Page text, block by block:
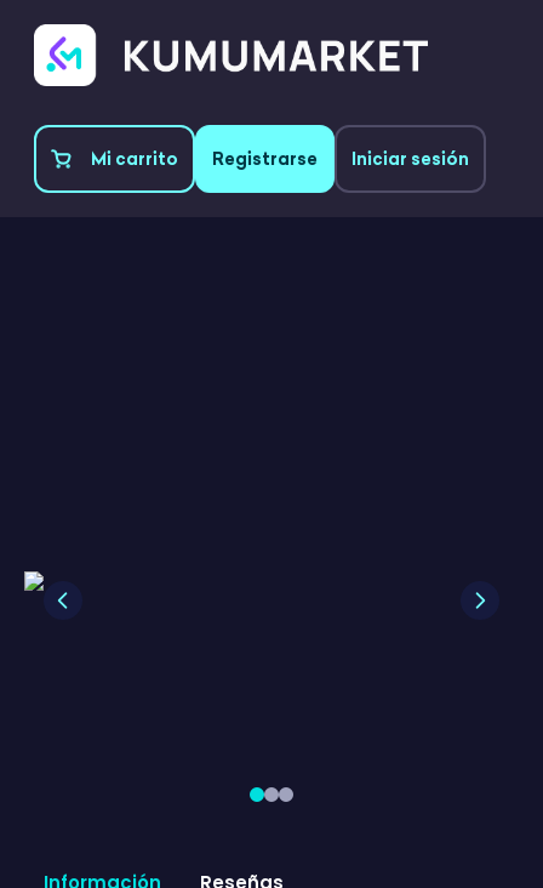
Mi carrito Registrarse Iniciar sesión
Previous Next
Información Reseñas